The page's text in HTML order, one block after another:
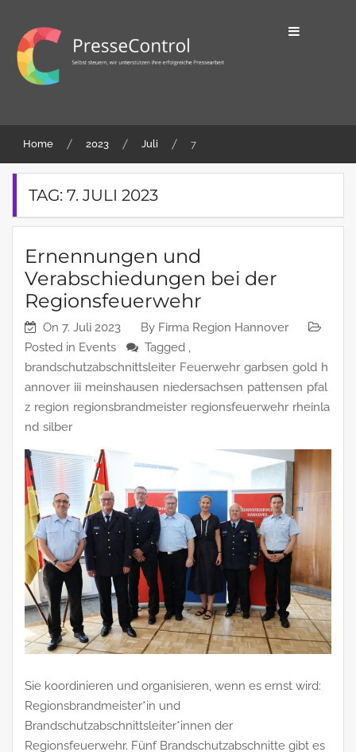
content
PresseControl
erfolgreiche Pressearbeit
Home 2023 Juli 7
TAG: 7. JULI 2023
Ernennungen und
Verabschiedungen bei der
Regionsfeuerwehr
On 7. Juli 2023 By Firma Region Hannover
Posted in Events
Tagged ,
brandschutzabschnittsleiter Feuerwehr garbsen gold h
annover iii meinshausen niedersachsen pattensen pfal
z region regionsbrandmeister regionsfeuerwehr rheinla
nd silber
Sie koordinieren und organisieren, wenn es ernst wird:
Regionsbrandmeister*in und
Brandschutzabschnittsleiter*innen der
Regionsfeuerwehr. Fünf Brandschutzabschnitte gibt es